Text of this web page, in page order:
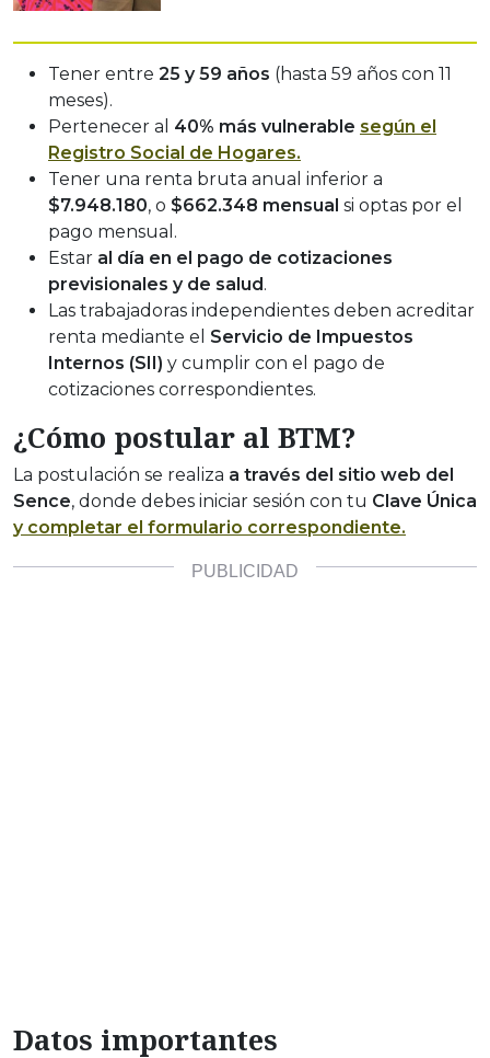
Tener entre 25 y 59 años (hasta 59 años con 11
meses).
Pertenecer al 40% más vulnerable según el
Registro Social de Hogares.
Tener una renta bruta anual inferior a
$7.948.180, o $662.348 mensual si optas por el
pago mensual.
Estar al día en el pago de cotizaciones
previsionales y de salud .
Las trabajadoras independientes deben acreditar
renta mediante el Servicio de Impuestos
Internos (SII) y cumplir con el pago de
cotizaciones correspondientes.
¿Cómo postular al BTM?
La postulación se realiza a través del sitio web del
Sence, donde debes iniciar sesión con tu Clave Única
y completar el formulario correspondiente.
Datos importantes